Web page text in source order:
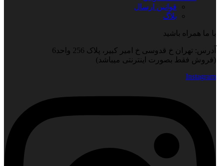
قوانین ارسال
بلاگ
با ما همراه باشید
آدرس: تهران خ قدوسی خ امیر کبیر، پلاک 256 واحد6
(فروش فقط بصورت اینترنتی میباشد)
Instagram